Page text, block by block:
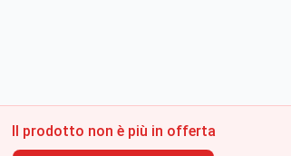
Il prodotto non è più in offerta